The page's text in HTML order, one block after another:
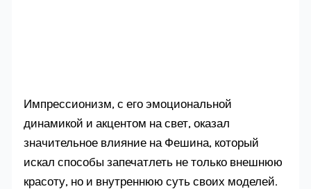
Импрессионизм, с его эмоциональной
динамикой и акцентом на свет, оказал
значительное влияние на Фешина, который
искал способы запечатлеть не только внешнюю
красоту, но и внутреннюю суть своих моделей.